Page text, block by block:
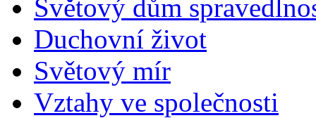
Světový dům
Duchovní život
Světový mír
Vztahy ve společnosti